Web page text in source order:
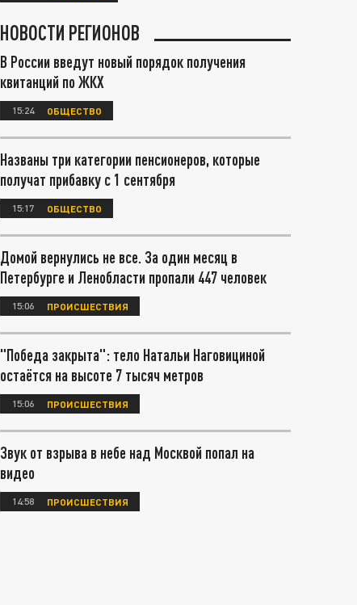
НОВОСТИ РЕГИОНОВ
В России введут новый порядок получения
квитанций по ЖКХ
15:24 ОБЩЕСТВО
Названы три категории пенсионеров, которые
получат прибавку с 1 сентября
15:17 ОБЩЕСТВО
Домой вернулись не все. За один месяц в
Петербурге и Ленобласти пропали 447 человек
15:06 ПРОИСШЕСТВИЯ
"Победа закрыта": тело Натальи Наговициной
остаётся на высоте 7 тысяч метров
15:06 ПРОИСШЕСТВИЯ
Звук от взрыва в небе над Москвой попал на
видео
14:58 ПРОИСШЕСТВИЯ